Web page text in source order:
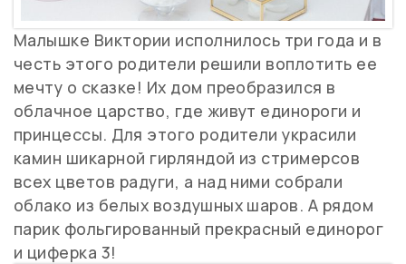
Малышке Виктории исполнилось три года и в
честь этого родители решили воплотить ее
мечту о сказке! Их дом преобразился в
облачное царство, где живут единороги и
принцессы. Для этого родители украсили
камин шикарной гирляндой из стримерсов
всех цветов радуги, а над ними собрали
облако из белых воздушных шаров. А рядом
парик фольгированный прекрасный единорог
и циферка 3!